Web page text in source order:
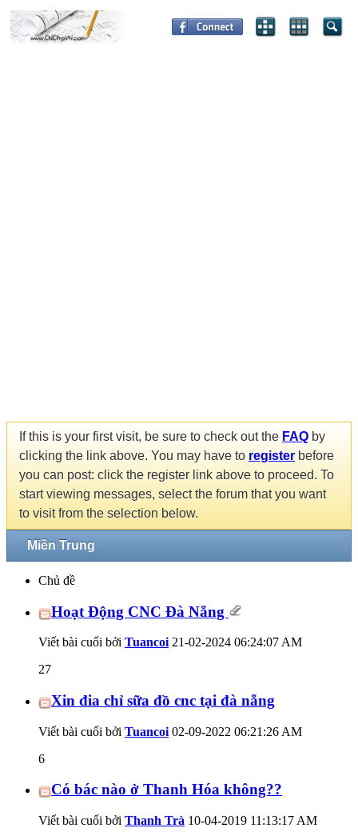
If this is your first visit, be sure to check out the FAQ by
clicking the link above. You may have to register before
you can post: click the register link above to proceed. To
start viewing messages, select the forum that you want
to visit from the selection below.
Miền Trung
Chủ đề
Hoạt Động CNC Đà Nẵng
Viết bài cuối bởi Tuancoi 21-02-2024 06:24:07 AM
27
Xin đia chỉ sữa đồ cnc tại đà nẵng
Viết bài cuối bởi Tuancoi 02-09-2022 06:21:26 AM
6
Có bác nào ở Thanh Hóa không??
Viết bài cuối bởi Thanh Trà 10-04-2019 11:13:17 AM